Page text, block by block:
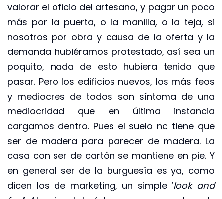
valorar el oficio del artesano, y pagar un poco
más por la puerta, o la manilla, o la teja, si
nosotros por obra y causa de la oferta y la
demanda hubiéramos protestado, así sea un
poquito, nada de esto hubiera tenido que
pasar. Pero los edificios nuevos, los más feos
y mediocres de todos son síntoma de una
mediocridad que en última instancia
cargamos dentro. Pues el suelo no tiene que
ser de madera para parecer de madera. La
casa con ser de cartón se mantiene en pie. Y
en general ser de la burguesía es ya, como
dicen los de marketing, un simple ‘look and